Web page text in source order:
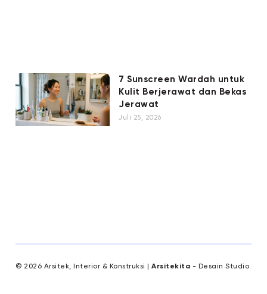
7 Sunscreen Wardah untuk
Kulit Berjerawat dan Bekas
Jerawat
Juli 25, 2026
© 2026 Arsitek, Interior & Konstruksi |Arsitekita - Desain Studio.